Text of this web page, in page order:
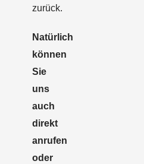
zurück.
Natürlich
können
Sie
uns
auch
direkt
anrufen
oder